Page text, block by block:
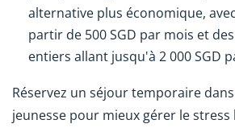
alternative plus économique,
partir de 500 SGD par mois et
entiers allant jusqu'à 2 000 SGD
Réservez un séjour temporaire
jeunesse pour mieux gérer le stress